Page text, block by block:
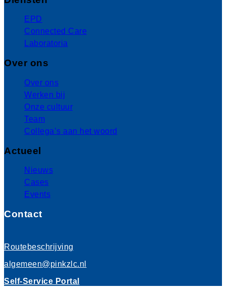
EPD
Connected Care
Laboratoria
Over ons
Over ons
Werken bij
Onze cultuur
Team
Collega’s aan het woord
Actueel
Nieuws
Cases
Events
Contact
Routebeschrijving
algemeen@pinkzlc.nl
Self-Service Portal